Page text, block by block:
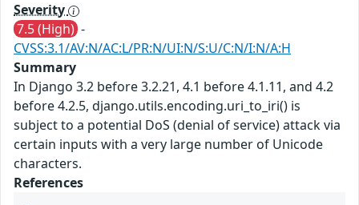
Severity
7.5 (High) -
CVSS:3.1/AV:N/AC:L/PR:N/UI:N/S:U/C:N/I:N/A:H
Summary
In Django 3.2 before 3.2.21, 4.1 before 4.1.11, and 4.2
before 4.2.5, django.utils.encoding.uri_to_iri() is
subject to a potential DoS (denial of service) attack via
certain inputs with a very large number of Unicode
characters.
References